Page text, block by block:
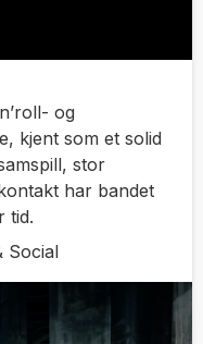
og
kjent som et solid
stor
har bandet
tid.
Social